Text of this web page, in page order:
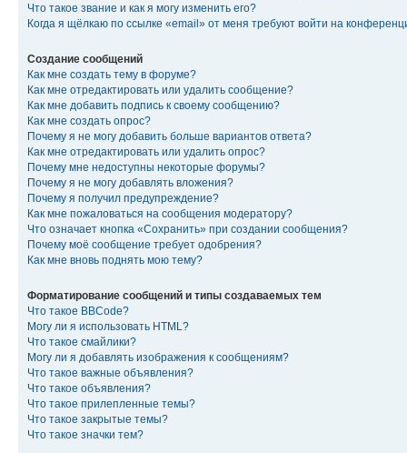
Что такое звание и как я могу изменить его?
Когда я щёлкаю по ссылке «email» от меня требуют войти на
Создание сообщений
Как мне создать тему в форуме?
Как мне отредактировать или удалить сообщение?
Как мне добавить подпись к своему сообщению?
Как мне создать опрос?
Почему я не могу добавить больше вариантов ответа?
Как мне отредактировать или удалить опрос?
Почему мне недоступны некоторые форумы?
Почему я не могу добавлять вложения?
Почему я получил предупреждение?
Как мне пожаловаться на сообщения модератору?
Что означает кнопка «Сохранить» при создании сообщения?
Почему моё сообщение требует одобрения?
Как мне вновь поднять мою тему?
Форматирование сообщений и типы создаваемых тем
Что такое BBCode?
Могу ли я использовать HTML?
Что такое смайлики?
Могу ли я добавлять изображения к сообщениям?
Что такое важные объявления?
Что такое объявления?
Что такое прилепленные темы?
Что такое закрытые темы?
Что такое значки тем?